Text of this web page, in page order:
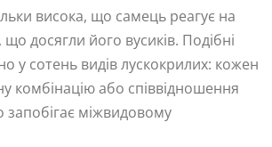
висока, що самець реагує на
що досягли його вусиків. Подібні
у сотень видів лускокрилих: кожен
комбінацію або співвідношення
міжвидовому